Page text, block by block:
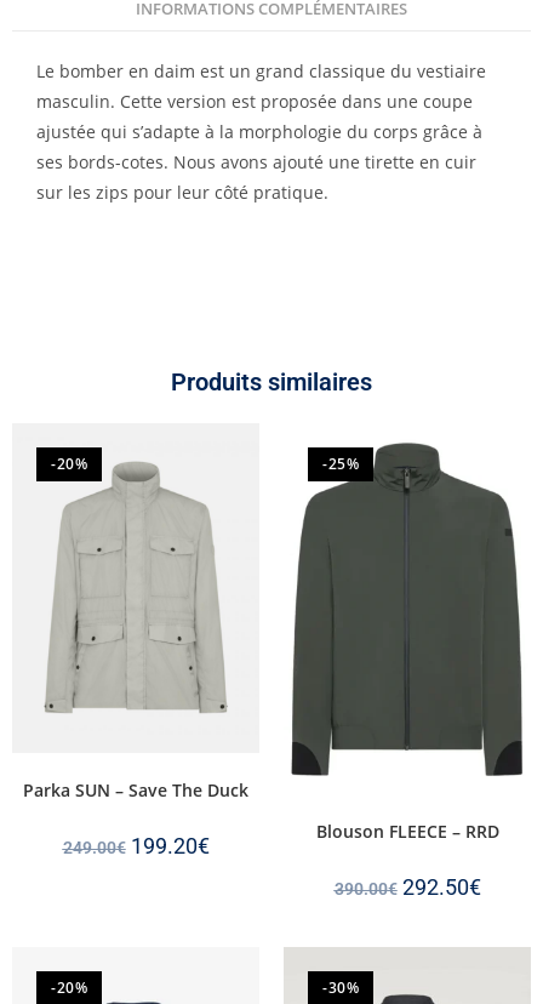
INFORMATIONS COMPLÉMENTAIRES
Le bomber en daim est un grand classique du vestiaire
masculin. Cette version est proposée dans une coupe
ajustée qui s’adapte à la morphologie du corps grâce à
ses bords-cotes. Nous avons ajouté une tirette en cuir
sur les zips pour leur côté pratique.
Produits similaires
-20%
Parka SUN – Save The Duck
249.00€ 199.20€
-25%
Blouson FLEECE – RRD
390.00€ 292.50€
-20% -30%